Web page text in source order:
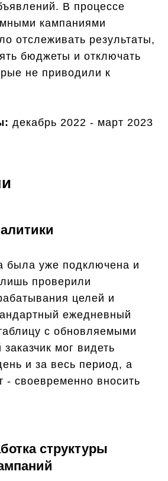
В процессе
кампаниями
отслеживать результаты,
бюджеты и отключать
не приводили к
декабрь 2022 - март 2023
была уже подключена и
проверили
целей и
ежедневный
с обновляемыми
мог видеть
и за весь период, а
- своевременно вносить
структуры